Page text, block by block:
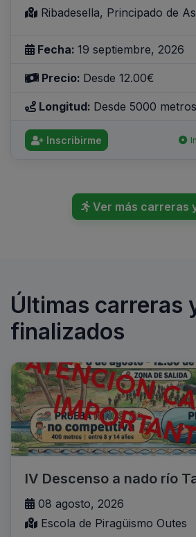
Ribadesella, Principado de
Fecha: 19 septiembre, 2026
Precio: Desde 12.00€
Longitud: Desde 5000 metros
Inscribirme
Ver más carreras
Últimas carreras
finalizados
IV Descenso a nado río
08 agosto, 2026
Escola de Piragüismo Outes